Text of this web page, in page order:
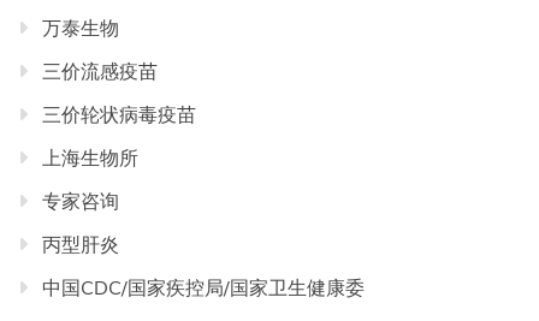
万泰生物
三价流感疫苗
三价轮状病毒疫苗
上海生物所
专家咨询
丙型肝炎
中国CDC/国家疾控局/国家卫生健康委